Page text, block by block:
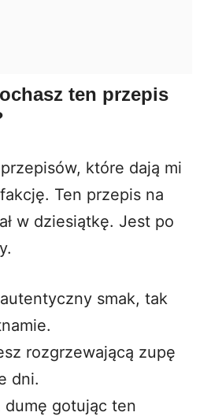
ten przepis
które dają mi
Ten przepis na
w dziesiątkę. Jest po
smak, tak
rozgrzewającą zupę
dni.
dumę gotując ten